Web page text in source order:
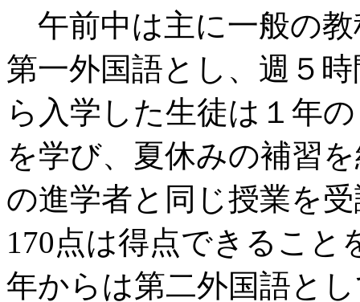
午前中は主に一般の
第一外国語とし、週５
ら入学した生徒は１年
を学び、夏休みの補習
の進学者と同じ授業を
170点は得点できること
年からは第二外国語と